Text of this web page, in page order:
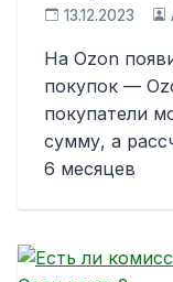
13.12.2023
На Ozon
покупок —
покупатели
сумму, а
6 месяцев